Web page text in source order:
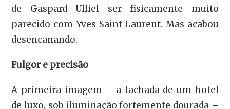
de Gaspard Ulliel ser fisicamente muito
parecido com Yves Saint Laurent. Mas acabou
desencanando.
Fulgor e precisão
A primeira imagem – a fachada de um hotel
de luxo, sob iluminação fortemente dourada –